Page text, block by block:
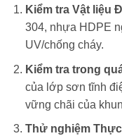
Kiểm tra Vật liệu
304, nhựa HDPE
UV/chống cháy.
Kiểm tra trong
của lớp sơn tĩnh
vững chãi của
Thử nghiệm